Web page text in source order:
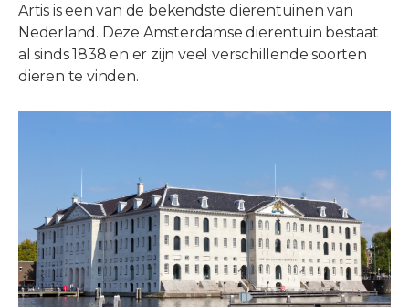
Artis is een van de bekendste dierentuinen van
Nederland. Deze Amsterdamse dierentuin bestaat
al sinds 1838 en er zijn veel verschillende soorten
dieren te vinden.